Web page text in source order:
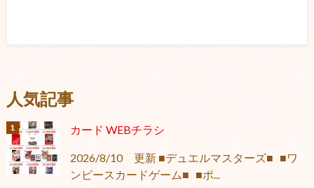
人気記事
カード WEBチラシ
2026/8/10 更新 ■デュエルマスターズ■ ■ワ
ンピースカードゲーム■ ■ポ...